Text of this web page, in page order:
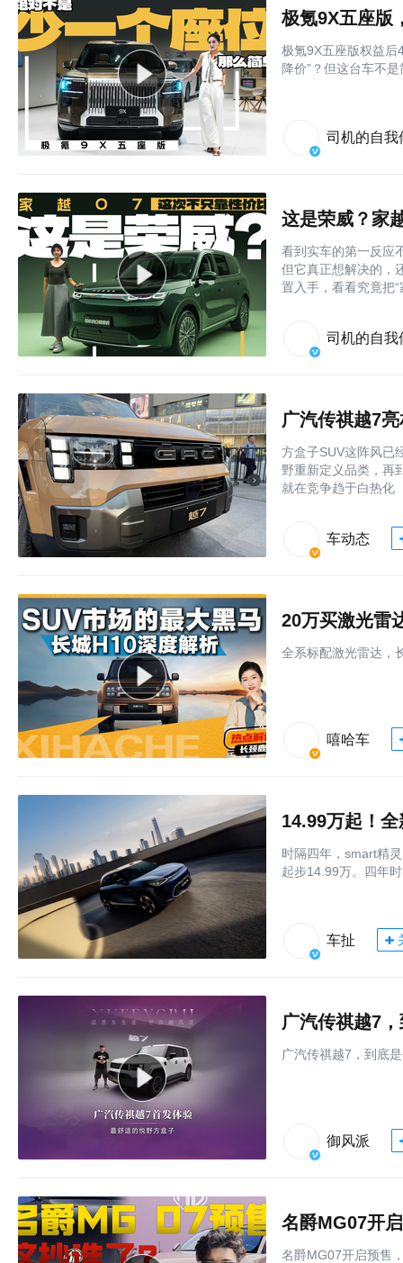
极氪9X五座版
极氪9X五座版权益后
降价”？但这台车不
司机的自我
这是荣威？家
看到实车的第一反应
但它真正想解决的，
置入手，看看究竟把
司机的自我
广汽传祺越7
方盒子SUV这阵风已
野重新定义品类，再
就在竞争趋于白热化
车动态
20万买激光雷
全系标配激光雷达，
嘻哈车
14.99万起！
时隔四年，smart精
起步14.99万。四年
车扯
广汽传祺越7
广汽传祺越7，到底
御风派
名爵MG07开
名爵MG07开启预售